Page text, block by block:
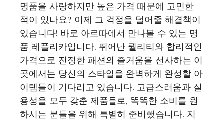
명품을 사랑하지만 높은 가격 때문에 고민한
적이 있나요? 이제 그 걱정을 덜어줄 해결책이
있습니다! 바로 아르따에서 만나볼 수 있는 명
품 레플리카입니다. 뛰어난 퀄리티와 합리적인
가격으로 진정한 패션의 즐거움을 선사하는 이
곳에서는 당신의 스타일을 완벽하게 완성할 아
이템들이 기다리고 있습니다. 고급스러움과 실
용성을 모두 갖춘 제품들로, 똑똑한 소비를 원
하시는 분들을 위해 특별히 준비했습니다. 지